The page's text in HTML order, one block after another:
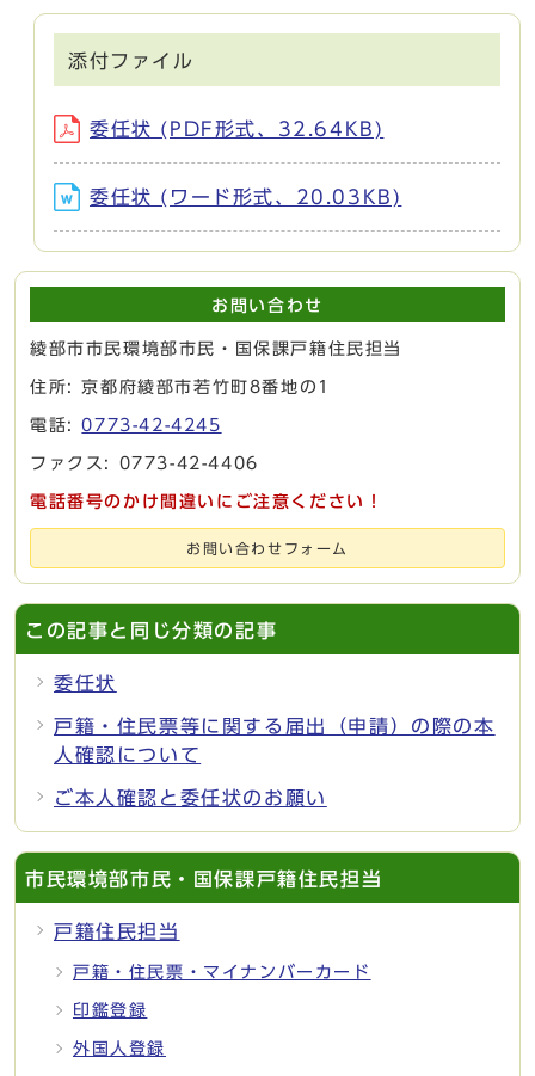
添付ファイル
委任状 (PDF形式、32.64KB)
委任状 (ワード形式、20.03KB)
お問い合わせ
綾部市市民環境部市民・国保課戸籍住民担当
住所: 京都府綾部市若竹町8番地の1
電話:0773-42-4245
ファクス: 0773-42-4406
電話番号のかけ間違いにご注意ください！
お問い合わせフォーム
この記事と同じ分類の記事
委任状
戸籍・住民票等に関する届出（申請）の際の本
人確認について
ご本人確認と委任状のお願い
市民環境部市民・国保課戸籍住民担当
戸籍住民担当
戸籍・住民票・マイナンバーカード
印鑑登録
外国人登録